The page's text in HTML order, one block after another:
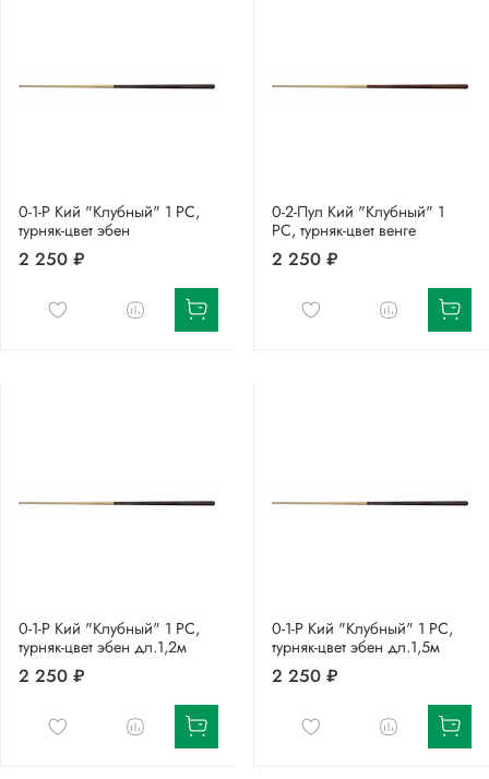
0-1-Р Кий "Клубный" 1 РС,
турняк-цвет эбен
2 250 ₽
0-2-Пул Кий "Клубный" 1
РС, турняк-цвет венге
2 250 ₽
0-1-Р Кий "Клубный" 1 РС,
турняк-цвет эбен дл.1,2м
2 250 ₽
0-1-Р Кий "Клубный" 1 РС,
турняк-цвет эбен дл.1,5м
2 250 ₽